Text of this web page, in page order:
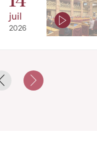
juil
2026
Previous slide
Next slide